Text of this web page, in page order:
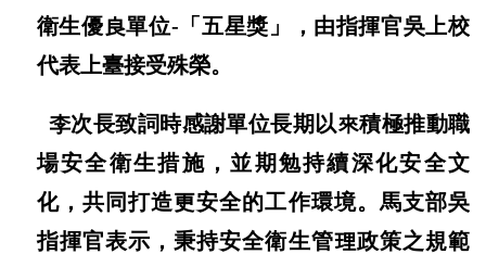
衛生優良單位-「五星獎」，由指揮官吳上校
代表上臺接受殊榮。
李次長致詞時感謝單位長期以來積極推動職
場安全衛生措施，並期勉持續深化安全文
化，共同打造更安全的工作環境。馬支部吳
指揮官表示，秉持安全衛生管理政策之規範